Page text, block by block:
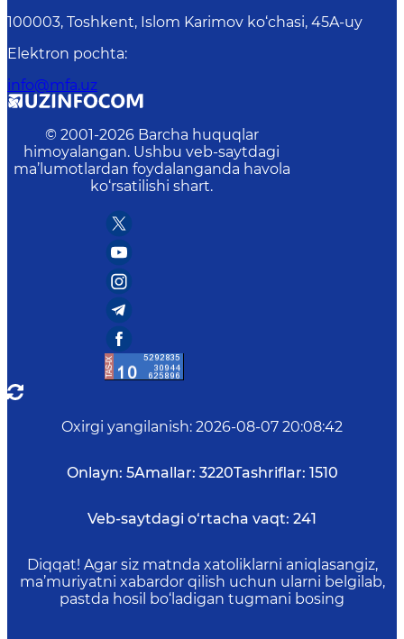
100003, Toshkent, Islom Karimov ko‘chasi, 45A-uy
Elektron pochta:
info@mfa.uz
© 2001-2026 Barcha huquqlar
himoyalangan. Ushbu veb-saytdagi
ma’lumotlardan foydalanganda havola
ko‘rsatilishi shart.
Oxirgi yangilanish: 2026-08-07 20:08:42
Onlayn: 5Amallar: 3220Tashriflar: 1510
Veb-saytdagi o‘rtacha vaqt: 241
Diqqat! Agar siz matnda xatoliklarni aniqlasangiz,
ma’muriyatni xabardor qilish uchun ularni belgilab,
pastda hosil bo‘ladigan tugmani bosing